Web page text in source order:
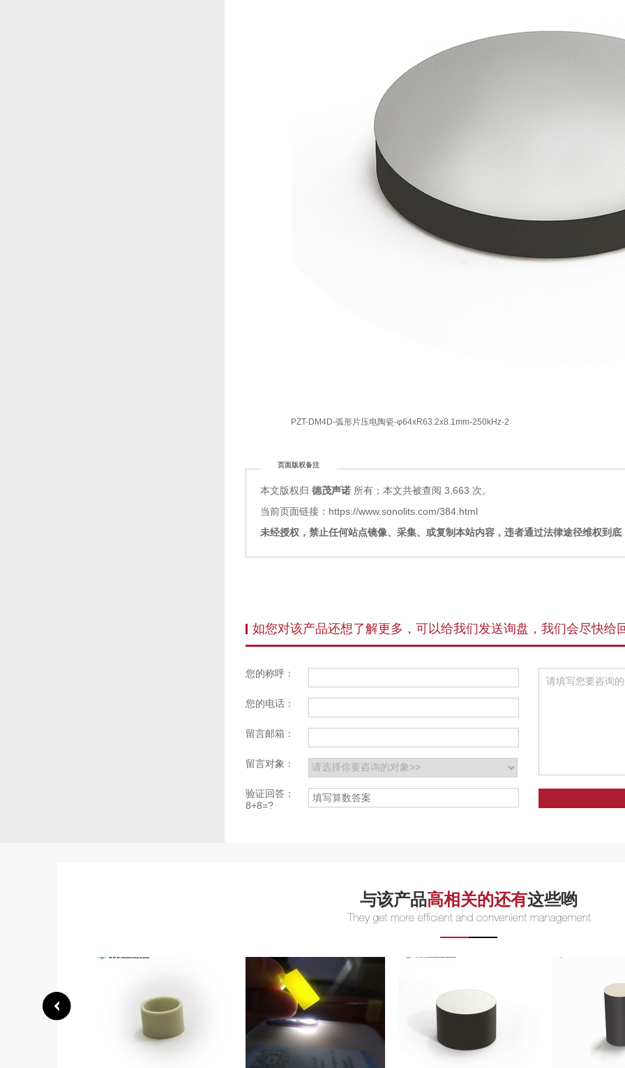
PZT-DM4D-弧形片压电陶瓷-φ64xR63.2x8.1mm-250kHz-2
页面版权备注
本文版权归 德茂声诺 所有；本文共被查阅 3,663 次。
当前页面链接：https://www.sonolits.com/384.html
未经授权，禁止任何站点镜像、采集、或复制本站内容，违者通过法律途径维权到底
如您对该产品还想了解更多，可以给我们发送询盘，我们会尽快给
您的称呼：
您的电话：
留言邮箱：
留言对象：
验证回答：
8+8=?
与该产品高相关的还有这些哟